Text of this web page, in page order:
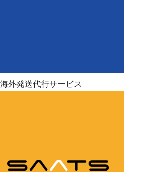
海外発送代行サービス